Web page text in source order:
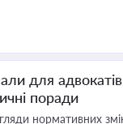
для
поради
нормативних